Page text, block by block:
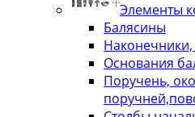
Элементы
Балясины
Основания
Поручень,